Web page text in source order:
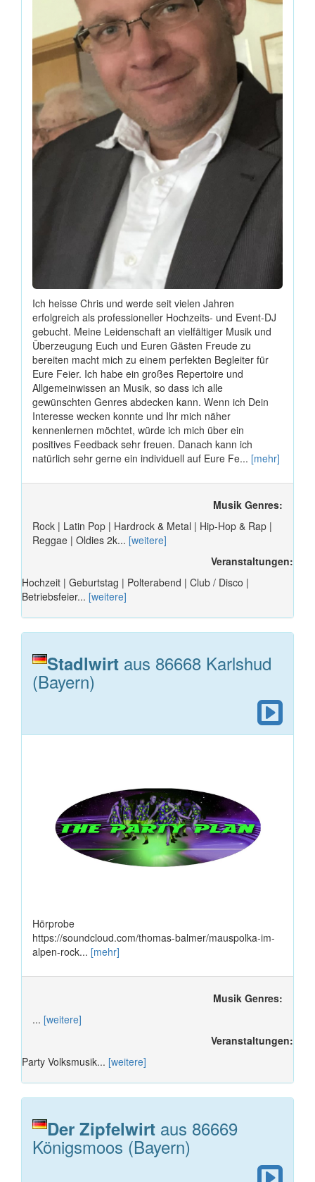
Ich heisse Chris und werde seit vielen Jahren
erfolgreich als professioneller Hochzeits- und Event-DJ
gebucht. Meine Leidenschaft an vielfältiger Musik und
Überzeugung Euch und Euren Gästen Freude zu
bereiten macht mich zu einem perfekten Begleiter für
Eure Feier. Ich habe ein großes Repertoire und
Allgemeinwissen an Musik, so dass ich alle
gewünschten Genres abdecken kann. Wenn ich Dein
Interesse wecken konnte und Ihr mich näher
kennenlernen möchtet, würde ich mich über ein
positives Feedback sehr freuen. Danach kann ich
natürlich sehr gerne ein individuell auf Eure Fe... [mehr]
Musik Genres:
Rock | Latin Pop | Hardrock & Metal | Hip-Hop & Rap |
Reggae | Oldies 2k... [weitere]
Veranstaltungen:
Hochzeit | Geburtstag | Polterabend | Club / Disco |
Betriebsfeier... [weitere]
Stadlwirt aus 86668 Karlshud
(Bayern)
Hörprobe
https://soundcloud.com/thomas-balmer/mauspolka-im-
alpen-rock... [mehr]
Musik Genres:
... [weitere]
Veranstaltungen:
Party Volksmusik... [weitere]
Der Zipfelwirt aus 86669
Königsmoos (Bayern)